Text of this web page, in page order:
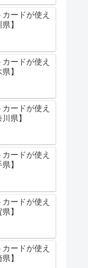
ードが使え
】
ードが使え
】
ードが使え
県】
ードが使え
】
ードが使え
】
ードが使え
】